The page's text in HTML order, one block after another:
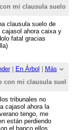
mi clausula suelo
clausula suelo de
ahora caixa y
fatal gracias
| En Árbol
Más
con mi clausula suelo
tribunales no
cajasol ahora la
tengo, me
están perdiendo
el banco ellos